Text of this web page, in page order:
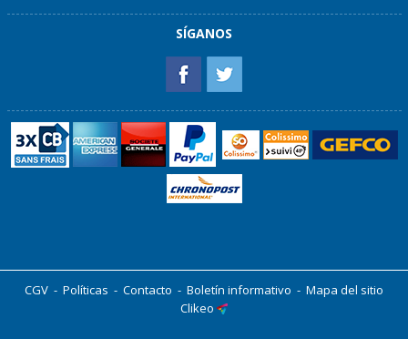
SÍGANOS
CGV - Políticas - Contacto - Boletín informativo - Mapa del sitio
Clikeo